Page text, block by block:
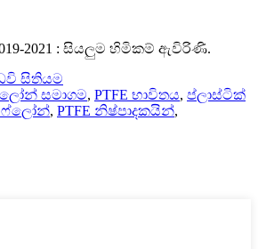
2021 : සියලුම හිමිකම් ඇවිරිණි.
සිතියම
සමාගම, PTFE භාවිතය, ප්ලාස්ටික්
, PTFE නිෂ්පාදකයින්,